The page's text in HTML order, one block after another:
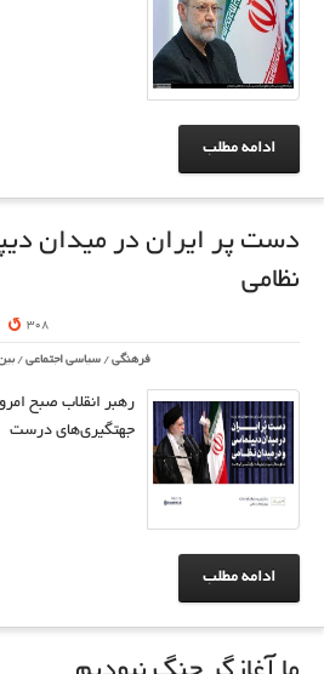
ادامه مطلب
دست پر ایران در میدان
نظامی
308
فرهنگی / سیاسی اجتماعی /
رهبر انقلاب صبح
جهتگیری‌های درست
ادامه مطلب